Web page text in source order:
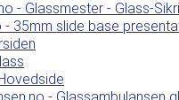
- Glassmester - Glass-
- 35mm slide base